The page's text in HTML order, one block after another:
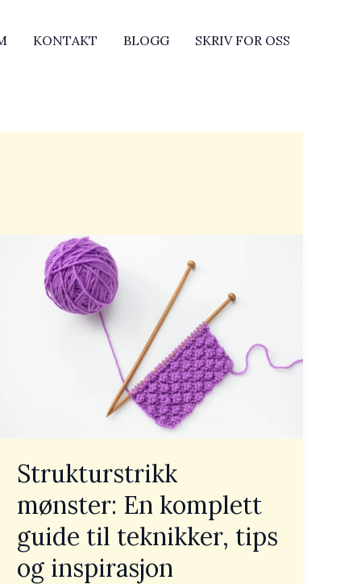
KONTAKT BLOGG SKRIV FOR OSS
Strukturstrikk
mønster: En komplett
guide til teknikker, tips
og inspirasjon
Strukturstrikk
mønster:
komplett